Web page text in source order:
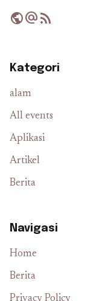
publicalternate_emailrss_feed
Kategori
alam
All events
Aplikasi
Artikel
Berita
Navigasi
Home
Berita